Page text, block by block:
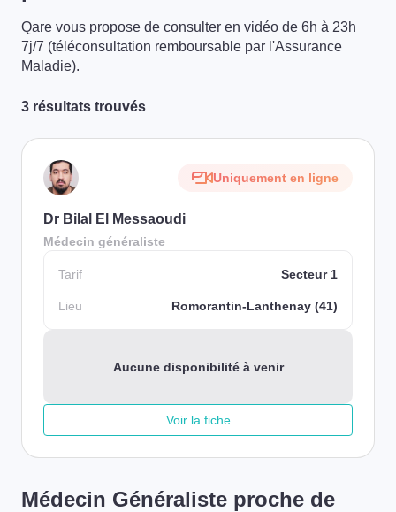
Qare vous propose de consulter en vidéo de 6h à 23h
7j/7 (téléconsultation remboursable par l'Assurance
Maladie).
3 résultats trouvés
Uniquement en ligne
Dr Bilal El Messaoudi
Médecin généraliste
Tarif Secteur 1
Lieu Romorantin-Lanthenay (41)
Aucune disponibilité à venir
Voir la fiche
Médecin Généraliste proche de